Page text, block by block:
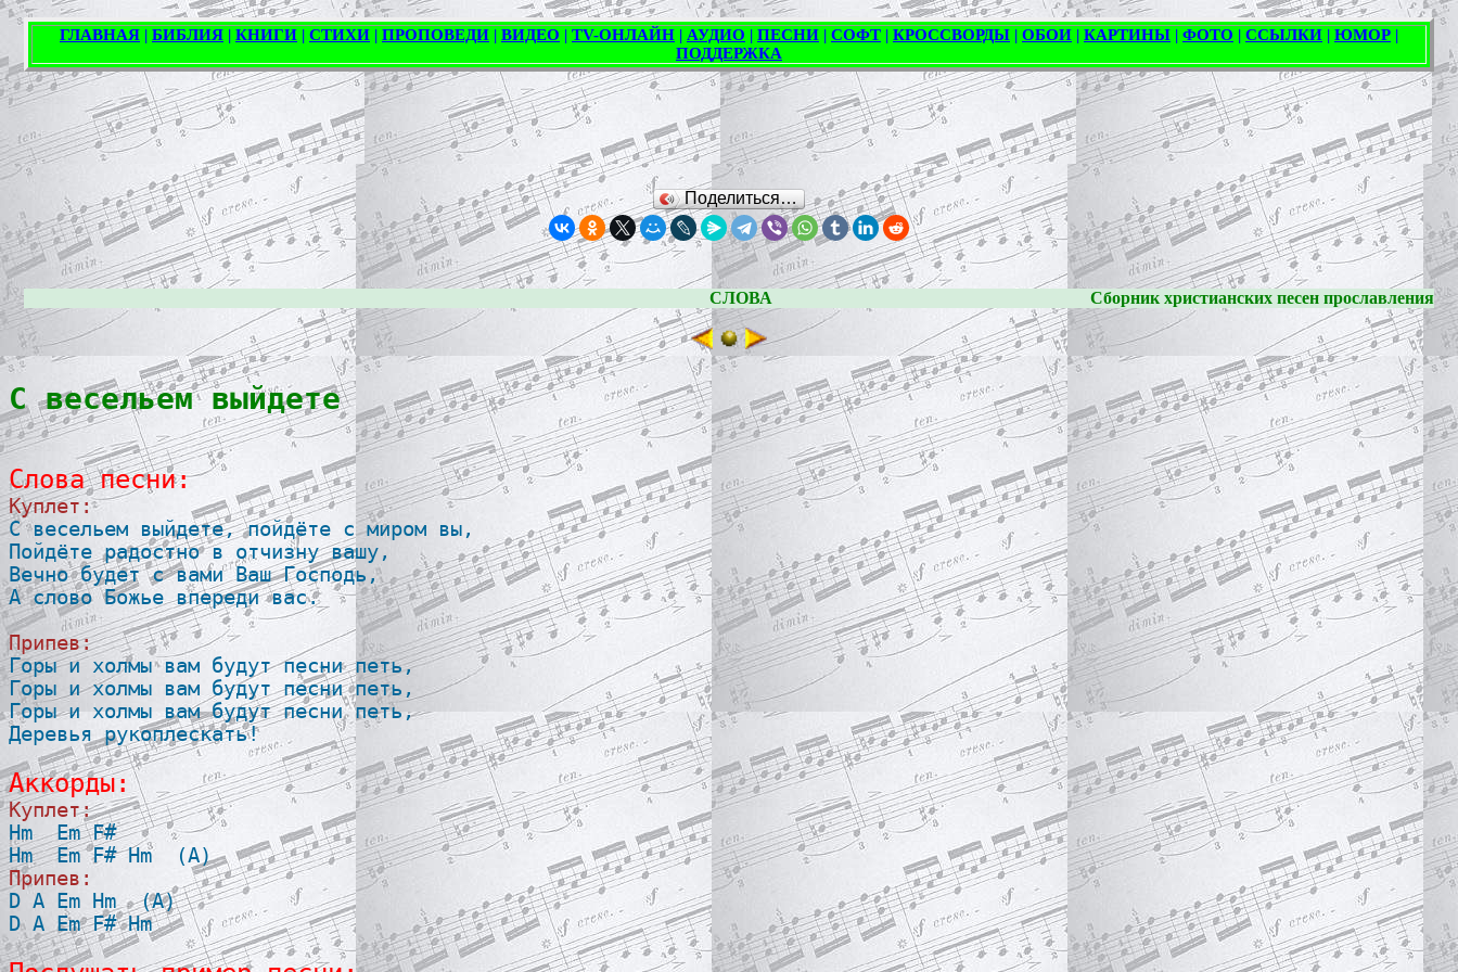
Поделиться…
СЛОВА Сборник христианских песен прославления
С весельем выйдете
Слова песни:
Куплет:
С весельем выйдете, пойдёте с миром вы,
Пойдёте радостно в отчизну вашу,
Вечно будет с вами Ваш Господь,
А слово Божье впереди вас.
Припев:
Горы и холмы вам будут песни петь,
Горы и холмы вам будут песни петь,
Горы и холмы вам будут песни петь,
Деревья рукоплескать!
Аккорды:
Куплет:
Hm  Em F#
Припев:
D A Em Hm  (A)
D A Em F# Hm